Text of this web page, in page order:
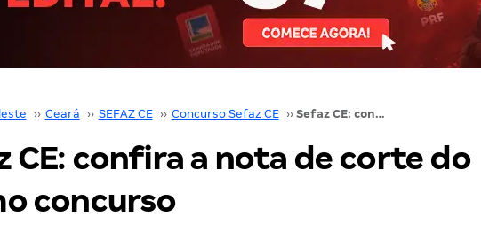
›› Ceará ›› SEFAZ CE ›› Concurso Sefaz CE ›› Sefaz CE: confira a nota de corte do último concurso
CE: confira a nota de corte do
concurso